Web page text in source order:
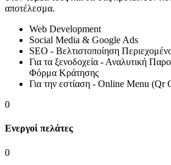
αποτέλεσμα.
Web Development
Social Media & Google Ads
SEO - Βελτιστοποίηση
Για τα ξενοδοχεία - Αναλυτική
Φόρμα Κράτησης
Για την εστίαση - Online Menu (Qr
0
Ενεργοί πελάτες
0